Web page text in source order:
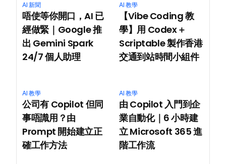
AI 新聞
唔使等你開口，AI 已
經做緊｜Google 推
出 Gemini Spark
24/7 個人助理
AI 教學
【Vibe Coding 教
學】用 Codex＋
Scriptable 製作香港
交通到站時間小組件
AI 教學
公司有 Copilot 但同
事唔識用？由
Prompt 開始建立正
確工作方法
AI 教學
由 Copilot 入門到企
業自動化｜6 小時建
立 Microsoft 365 進
階工作流